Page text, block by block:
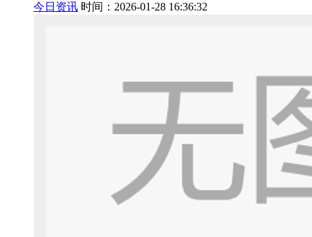
今日资讯 时间：2026-01-28 16:36:32